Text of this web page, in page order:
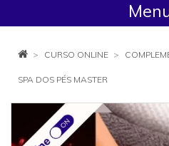
CURSO ONLINE
SPA DOS PÉS MASTER